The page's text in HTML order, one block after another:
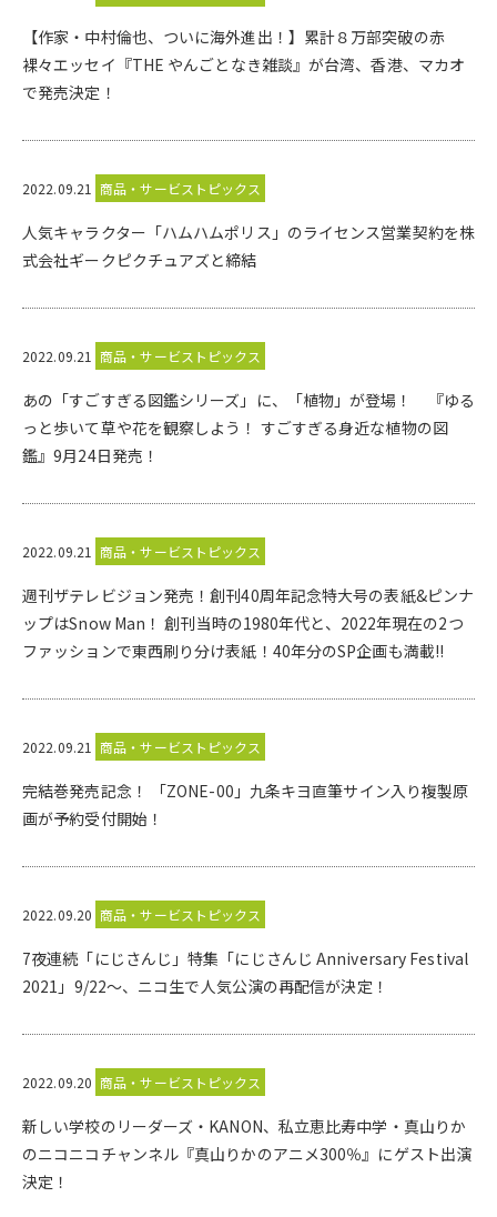
【作家・中村倫也、ついに海外進出！】累計８万部突破の赤
裸々エッセイ『THE やんごとなき雑談』が台湾、香港、マカオ
で発売決定！
2022.09.21 商品・サービストピックス
人気キャラクター「ハムハムポリス」のライセンス営業契約を株
式会社ギークピクチュアズと締結
2022.09.21 商品・サービストピックス
あの「すごすぎる図鑑シリーズ」に、「植物」が登場！ 『ゆる
っと歩いて草や花を観察しよう！ すごすぎる身近な植物の図
鑑』9月24日発売！
2022.09.21 商品・サービストピックス
週刊ザテレビジョン発売！創刊40周年記念特大号の表紙&ピンナ
ップはSnow Man！ 創刊当時の1980年代と、2022年現在の2つ
ファッションで東西刷り分け表紙！40年分のSP企画も満載!!
2022.09.21 商品・サービストピックス
完結巻発売記念！ 「ZONE-00」九条キヨ直筆サイン入り複製原
画が予約受付開始！
2022.09.20 商品・サービストピックス
7夜連続「にじさんじ」特集「にじさんじ Anniversary Festival
2021」9/22～、ニコ生で人気公演の再配信が決定！
2022.09.20 商品・サービストピックス
新しい学校のリーダーズ・KANON、私立恵比寿中学・真山りか
のニコニコチャンネル『真山りかのアニメ300％』にゲスト出演
決定！